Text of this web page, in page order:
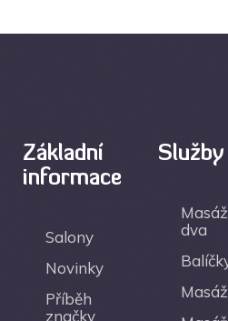
Základní
informace
Salony
Novinky
Příběh
značky
Služby
dva